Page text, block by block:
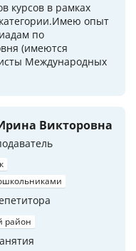
курсов в рамках
опыт
по
(имеются
Международных
Викторовна
район